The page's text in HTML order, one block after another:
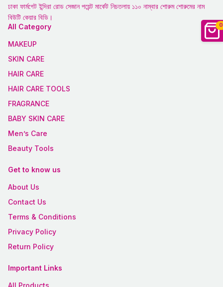
0
ঢাকা ফার্মগেট ইন্দিরা রোড সেজান পয়েন্ট মার্কেট নিচতলায় ১১০ নাম্বার শোরুম শোরুমের নাম
বিউটি কেয়ার বিডি।
All Category
MAKEUP
SKIN CARE
HAIR CARE
HAIR CARE TOOLS
FRAGRANCE
BABY SKIN CARE
Men’s Care
Beauty Tools
Get to know us
About Us
Contact Us
Terms & Conditions
Privacy Policy
Return Policy
Important Links
All Products